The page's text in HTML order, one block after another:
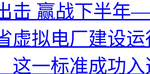
击 赢战下半年
虚拟电厂建设
这一标准成功